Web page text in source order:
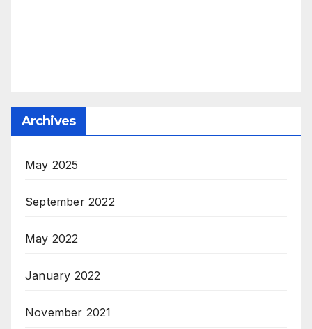
Archives
May 2025
September 2022
May 2022
January 2022
November 2021